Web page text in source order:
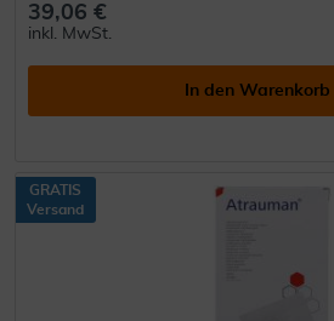
39,06 €
inkl. MwSt.
In den Warenkorb
GRATIS
Versand